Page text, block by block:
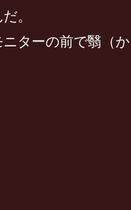
。
ターの前で翳（か